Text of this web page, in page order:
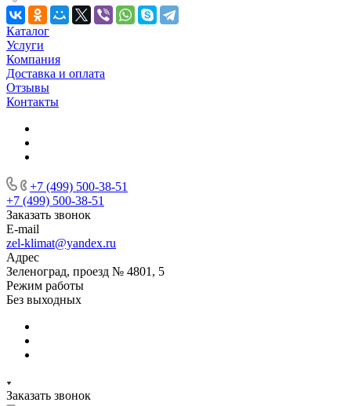
Каталог
Услуги
Компания
Доставка и оплата
Отзывы
Контакты
+7 (499) 500-38-51
+7 (499) 500-38-51
Заказать звонок
E-mail
zel-klimat@yandex.ru
Адрес
Зеленоград, проезд № 4801, 5
Режим работы
Без выходных
Заказать звонок